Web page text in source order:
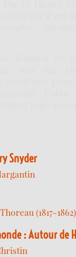
Snyder
(1817-1862)
: Autour de